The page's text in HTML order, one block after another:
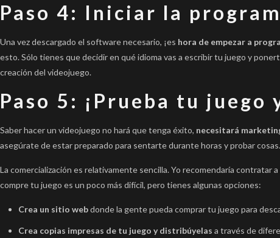
Paso 4: Iniciar la
Una vez descargado el software necesario, ¡es hora de empezar a
esto. Sólo tienes que decidir en qué idioma vas a escribir tu juego y
creación del videojuego.
Paso 5: ¡Prueba tu
Saber hacer un videojuego no hará que tenga éxito, necesitará
asegúrate de estar preparado para sentarte durante horas y probar cosas.
La comercialización es relativamente sencilla. Yo recomendaría
compre tu juego es un poco más difícil, pero tienes algunas opciones:
Crea un sitio webdonde la gente pueda comprar tu juego para
Crea copias impresas de tu juego y distribúyelas a través de